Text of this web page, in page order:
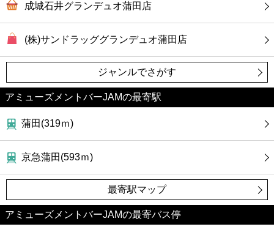
成城石井グランデュオ蒲田店
(株)サンドラッググランデュオ蒲田店
ジャンルでさがす
アミューズメントバーJAMの最寄駅
蒲田(319ｍ)
京急蒲田(593ｍ)
最寄駅マップ
アミューズメントバーJAMの最寄バス停